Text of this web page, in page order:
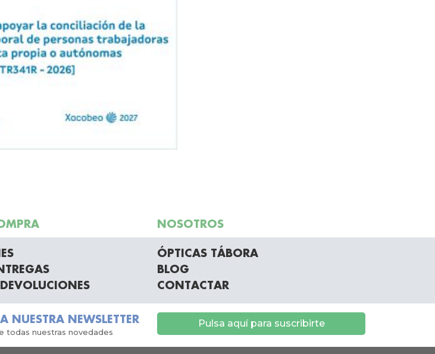
NOSOTROS
ÓPTICAS TÁBORA
BLOG
CONTACTAR
NUESTRA NEWSLETTER
todas nuestras novedades
Pulsa aquí para suscribirte